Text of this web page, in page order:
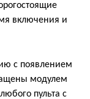
включения и
с появлением
модулем
пульта с